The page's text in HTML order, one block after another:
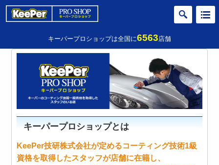
キーパープロショップは全国に6563店舗
キーパープロショップとは
KeePer技研株式会社が定めるコーティング技術1級
資格を取得したスタッフが店舗に在籍し、